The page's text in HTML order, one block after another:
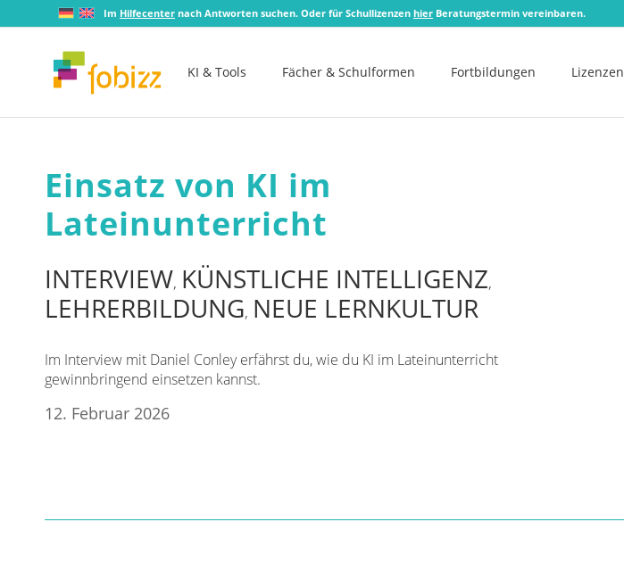
Im Hilfecenter nach Antworten suchen. Oder für Schullizenzen hier Beratungstermin vereinbaren.
KI & Tools Fächer & Schulformen Fortbildungen Lizenzen
Einsatz von KI im
Lateinunterricht
INTERVIEW, KÜNSTLICHE INTELLIGENZ,
LEHRERBILDUNG, NEUE LERNKULTUR
Im Interview mit Daniel Conley erfährst du, wie du KI im Lateinunterricht
gewinnbringend einsetzen kannst.
12. Februar 2026